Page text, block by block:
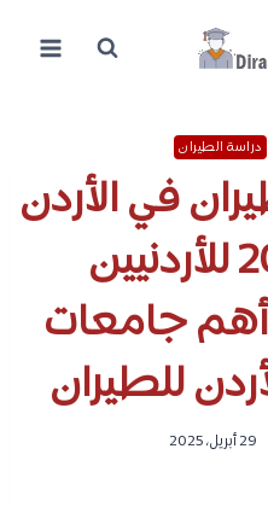
دراسة الطيران
في الأردن
2025 / 2026 للأردنيين
أهم جامعات
للطيران
29 أبريل، 2025